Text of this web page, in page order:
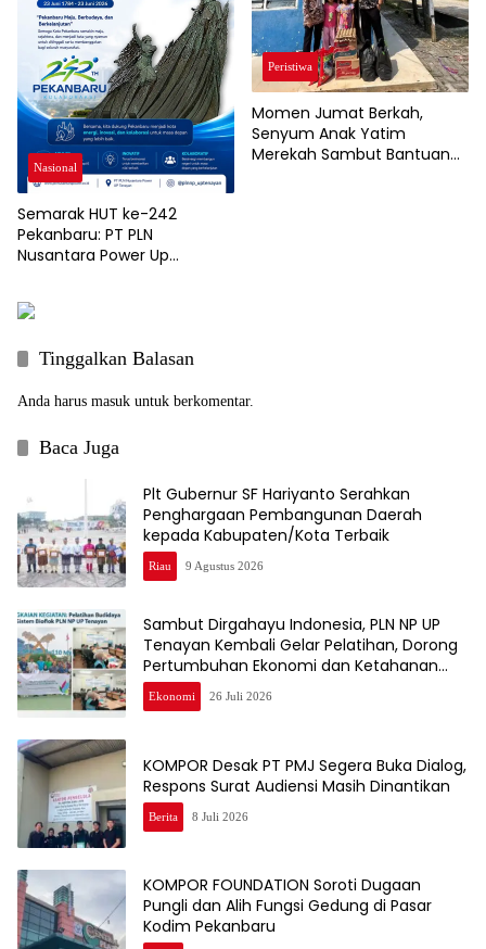
Nasional
Semarak HUT ke-242
Pekanbaru: PT PLN
Nusantara Power Up
Pembangunan Kota Bertuah
Peristiwa
Momen Jumat Berkah,
Senyum Anak Yatim
Merekah Sambut Bantuan
Tinggalkan Balasan
Anda harus masuk untuk berkomentar.
Baca Juga
Plt Gubernur SF Hariyanto Serahkan
Penghargaan Pembangunan Daerah
kepada Kabupaten/Kota Terbaik
Riau 9 Agustus 2026
Sambut Dirgahayu Indonesia, PLN NP UP
Tenayan Kembali Gelar Pelatihan, Dorong
Pertumbuhan Ekonomi dan Ketahanan
Pangan Warga
Ekonomi 26 Juli 2026
KOMPOR Desak PT PMJ Segera Buka Dialog,
Respons Surat Audiensi Masih Dinantikan
Berita 8 Juli 2026
KOMPOR FOUNDATION Soroti Dugaan
Pungli dan Alih Fungsi Gedung di Pasar
Kodim Pekanbaru